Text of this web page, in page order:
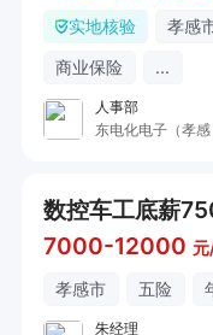
实地核验 孝感
商业保险
...
人事部
东电化电子（孝
7000-12000 元
孝感市 五险
朱经理